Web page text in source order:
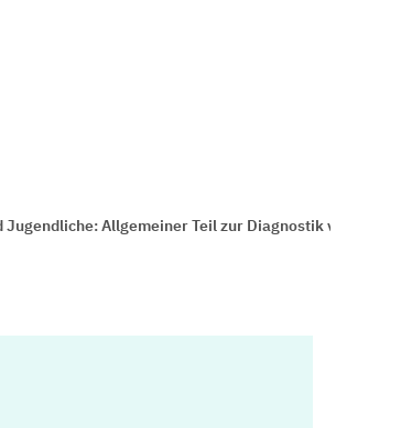
Allgemeiner Teil zur Diagnostik von Angst